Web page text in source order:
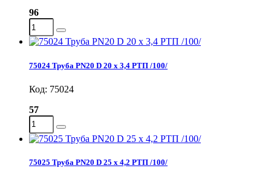
96
75024 Труба PN20 D 20 х 3,4 РТП /100/
Код: 75024
57
75025 Труба PN20 D 25 х 4,2 РТП /100/